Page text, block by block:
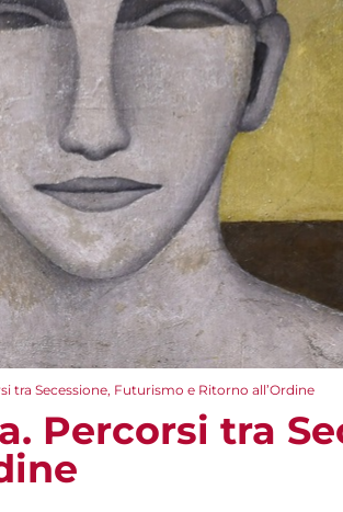
tra Secessione, Futurismo e Ritorno all’Ordine
Percorsi tra